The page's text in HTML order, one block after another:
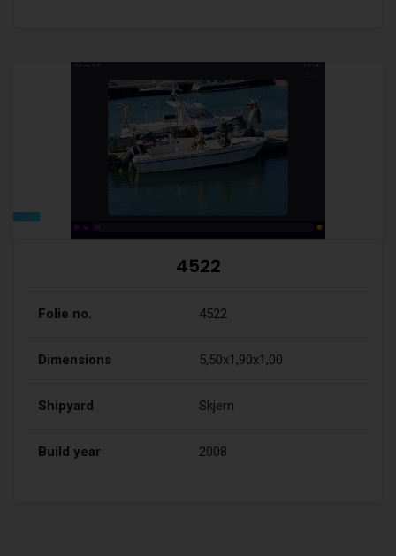
4522
Folie no. 4522
Dimensions 5,50x1,90x1,00
Shipyard Skjern
Build year 2008